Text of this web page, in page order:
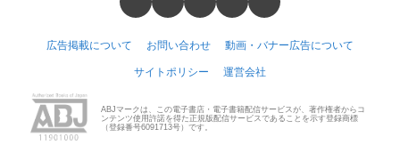
広告掲載について お問い合わせ 動画・バナー広告について
サイトポリシー 運営会社
ABJマークは、この電子書店・電子書籍配信サービスが、著作権者からコ
ンテンツ使用許諾を得た正規版配信サービスであることを示す登録商標
（登録番号6091713号）です。